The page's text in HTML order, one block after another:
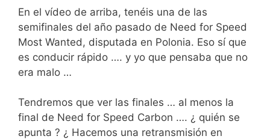
En el vídeo de arriba, tenéis una de las
semifinales del año pasado de Need for Speed
Most Wanted, disputada en Polonia. Eso sí que
es conducir rápido …. y yo que pensaba que no
era malo …
Tendremos que ver las finales … al menos la
final de Need for Speed Carbon …. ¿ quién se
apunta ? ¿ Hacemos una retransmisión en